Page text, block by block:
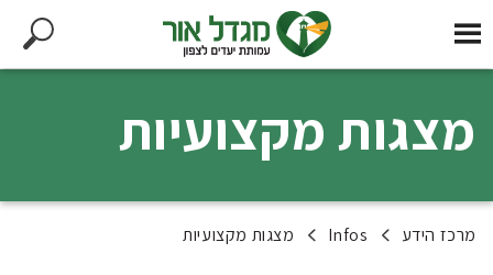
מצגות מקצועיות
מרכז הידע Infos מצגות מקצועיות